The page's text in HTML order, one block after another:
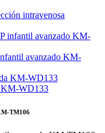
intravenosa
avanzado KM-
KM-WD133
TM106